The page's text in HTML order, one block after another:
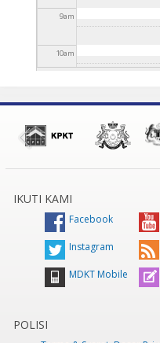
9am
10am
2pm
3pm
pm
IKUTI KAMI
Facebook
Instagram
MDKT Mobile
POLISI